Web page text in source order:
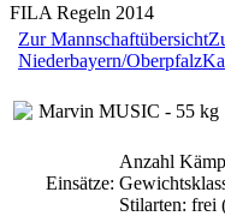
FILA Regeln 2014
Zur Mannschaftübersicht
Niederbayern/Oberpfalz
Marvin MUSIC - 55 kg
Einsätze:
Anzahl
Stilarten: frei